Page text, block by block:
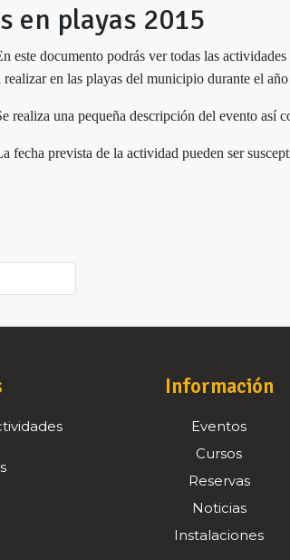
en playas 2015
este documento podrás ver todas las
realizar en las playas del municipio durante el
realiza una pequeña descripción del evento así
fecha prevista de la actividad pueden ser
Información
Eventos
Cursos
Reservas
Noticias
Instalaciones